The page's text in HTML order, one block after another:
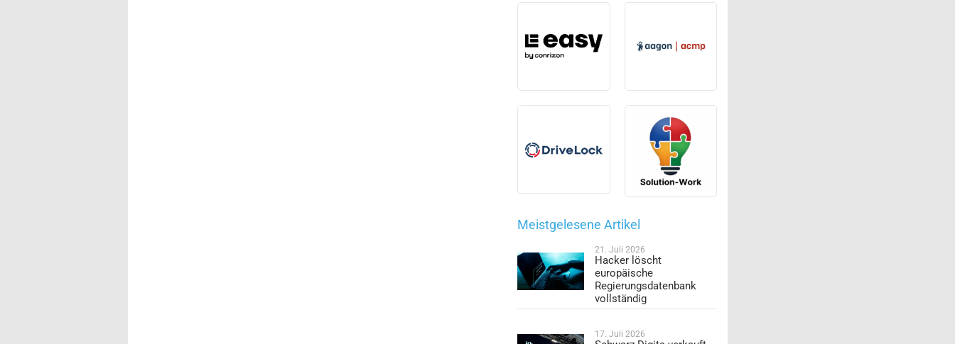
Meistgelesene Artikel
21. Juli 2026
Hacker löscht
europäische
Regierungsdatenbank
vollständig
17. Juli 2026